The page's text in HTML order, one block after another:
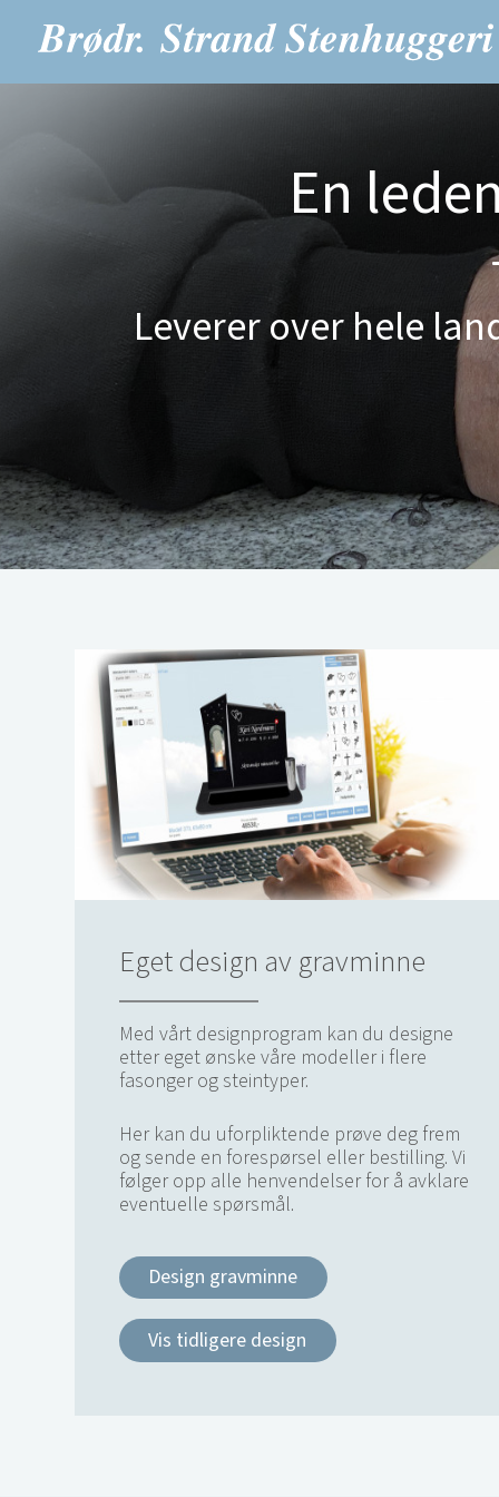
En
Leverer over hele
Eget design av gravminne
Med vårt designprogram kan du designe
etter eget ønske våre modeller i flere
fasonger og steintyper.
Her kan du uforpliktende prøve deg frem
og sende en forespørsel eller bestilling. Vi
følger opp alle henvendelser for å avklare
eventuelle spørsmål.
Design gravminne
Vis tidligere design